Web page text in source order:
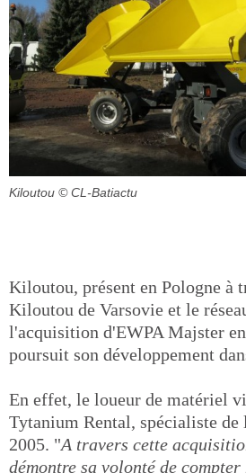
Kiloutou © CL-Batiactu
Kiloutou, présent en Pologne à
Kiloutou de Varsovie et le
l'acquisition d'EWPA Majster
poursuit son développement
En effet, le loueur de matériel
Tytanium Rental, spécialiste de
2005. "A travers cette
démontre sa volonté de